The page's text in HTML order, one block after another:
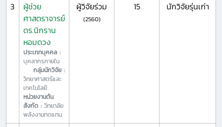
3
ผู้ช่วย
ศาสตราจารย์
ดร.นิกราน
หอมดวง
ประเภทบุคคล :
บุคลากรภายใน
กลุ่มนักวิจัย :
วิทยาศาสตร์และ
เทคโนโลยี
หน่วยงานต้น
สังกัด : วิทยาลัย
พลังงานทดแทน
ผู้วิจัยร่วม
(2560)
15 นักวิจัยรุ่นเก่า